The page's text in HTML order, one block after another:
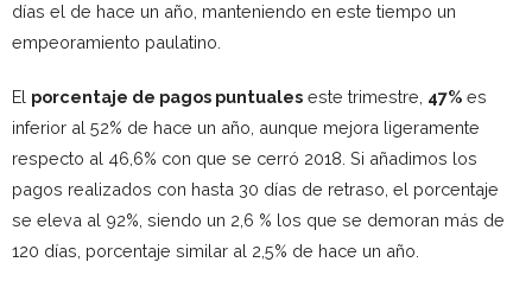
días el de hace un año, manteniendo en este tiempo un
empeoramiento paulatino.
El porcentaje de pagos puntuales este trimestre, 47% es
inferior al 52% de hace un año, aunque mejora ligeramente
respecto al 46,6% con que se cerró 2018. Si añadimos los
pagos realizados con hasta 30 días de retraso, el porcentaje
se eleva al 92%, siendo un 2,6 % los que se demoran más de
120 días, porcentaje similar al 2,5% de hace un año.